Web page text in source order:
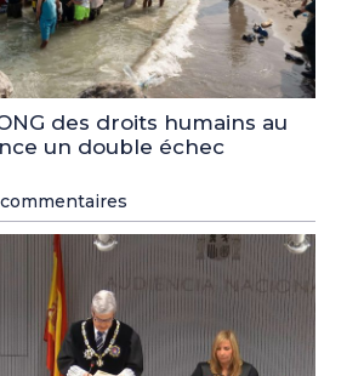
des droits humains au
un double échec